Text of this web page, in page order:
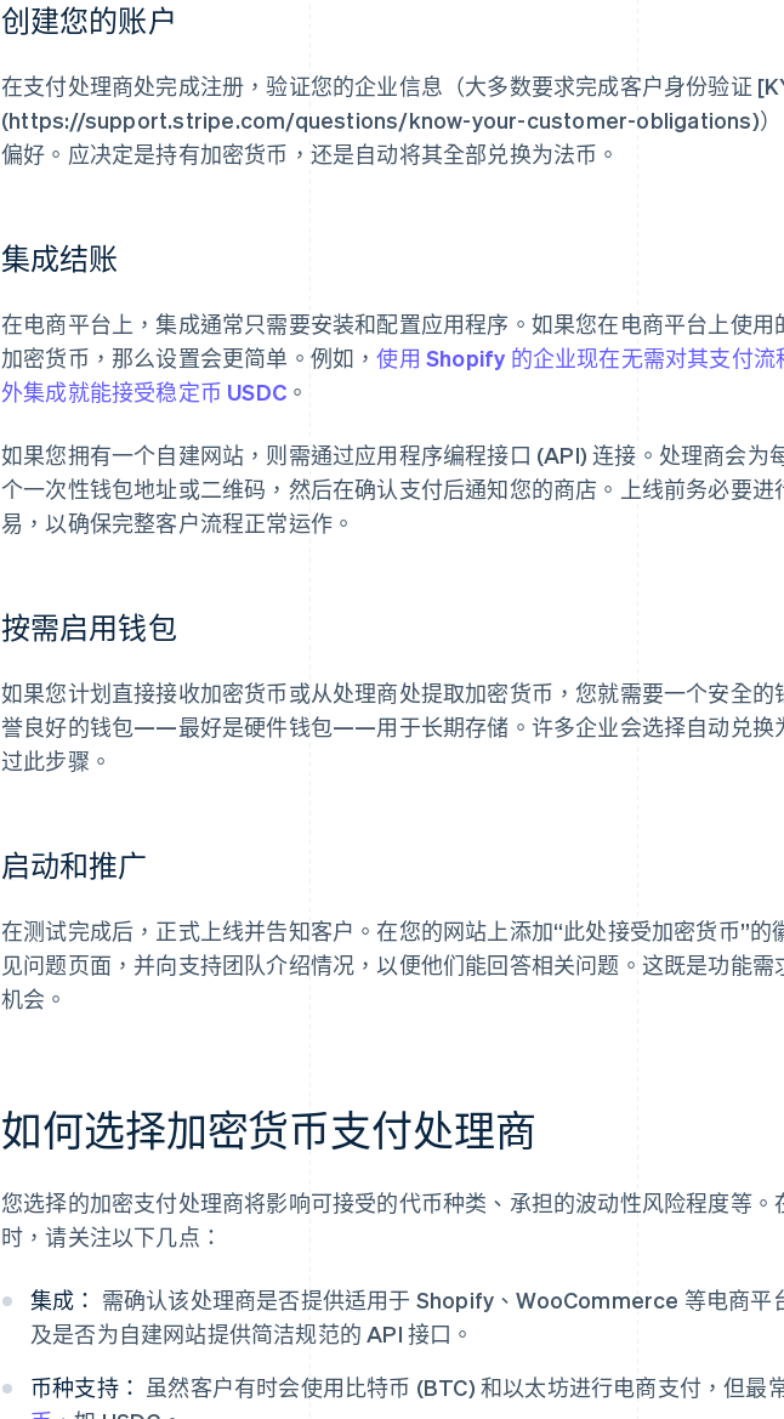
创建您的账户
在支付处理商处完成注册，验证您的企业信息（大多数要求完成客户身份验证
(https://support.stripe.com/questions/know-your-customer-obligations)）
偏好。应决定是持有加密货币，还是自动将其全部兑换为法币。
集成结账
在电商平台上，集成通常只需要安装和配置应用程序。如果您在电商平台上使用
加密货币，那么设置会更简单。例如，使用 Shopify 的企业现在无需对其支付流
外集成就能接受稳定币 USDC 。
如果您拥有一个自建网站，则需通过应用程序编程接口 (API) 连接。处理商会为
个一次性钱包地址或二维码，然后在确认支付后通知您的商店。上线前务必要进
易，以确保完整客户流程正常运作。
按需启用钱包
如果您计划直接接收加密货币或从处理商处提取加密货币，您就需要一个安全的
誉良好的钱包——最好是硬件钱包——用于长期存储。许多企业会选择自动兑换
过此步骤。
启动和推广
在测试完成后，正式上线并告知客户。在您的网站上添加“此处接受加密货币”的
见问题页面，并向支持团队介绍情况，以便他们能回答相关问题。这既是功能需
机会。
如何选择加密货币支付处理商
您选择的加密支付处理商将影响可接受的代币种类、承担的波动性风险程度等。
时，请关注以下几点：
集成： 需确认该处理商是否提供适用于 Shopify、WooCommerce 等电商平
及是否为自建网站提供简洁规范的 API 接口。
币种支持： 虽然客户有时会使用比特币 (BTC) 和以太坊进行电商支付，但最